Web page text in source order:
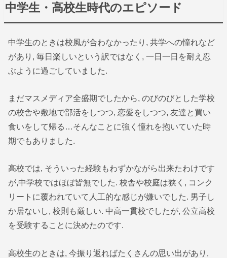
中学生・高校生時代のエピソード
中学生のときは校風が合わなかったり, 共学への憧れなど
があり, 毎日楽しいという訳ではなく, 一日一日を耐え忍
ぶように過ごしていました.
まだマスメディア全盛期でしたから, のびのびとした学校
の校舎や敷地で部活をしつつ, 恋愛をしつつ, 友達と買い
食いをして帰る…そんなことに強く憧れを抱いていた時
期でもありました.
高校では, そういった経験もわずかながら出来たわけです
が,中学校ではほぼ皆無でした. 校舎や校庭は狭く, コンク
リートに覆われていて人工的な感じが嫌いでした. 男子し
か居ないし, 校則も厳しい. 中高一貫校でしたが, 公立高校
を受験することに決めたのです.
高校生のときは, 今振り返ればたくさんの思い出があり,